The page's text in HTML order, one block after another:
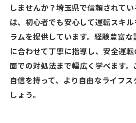
しませんか？埼玉県で信頼されて
は、初心者でも安心して運転スキ
ラムを提供しています。経験豊富
に合わせて丁寧に指導し、安全運
面での対処法まで幅広く学べます。
自信を持って、より自由なライフス
しょう。